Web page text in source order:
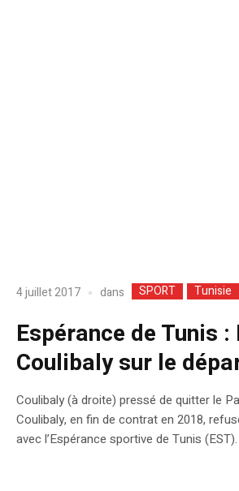
4 juillet 2017 dans SPORT Tunisie
Espérance de Tunis :
Coulibaly sur le
Coulibaly (à droite) pressé de quitter le
Coulibaly, en fin de contrat en 2018,
avec l’Espérance sportive de Tunis (EST).